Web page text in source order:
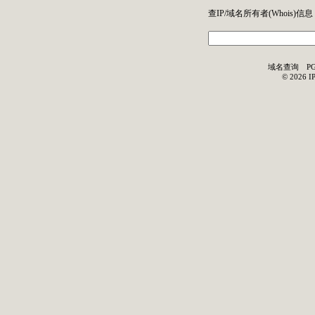
查IP/域名所有者(Whois)信息
域名查询
© 2026